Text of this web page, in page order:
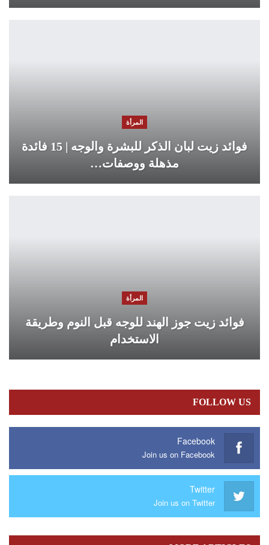
المرأة
فوائد زيت لبان الذكر للبشرة والوجه | 15 فائدة
مذهلة ووصفات…
المرأة
فوائد زيت جوز الهند للوجه قبل النوم وطريقة
الاستخدام
FOLLOW US
Facebook
Join us on Facebook
Twitter
Join us on Twitter